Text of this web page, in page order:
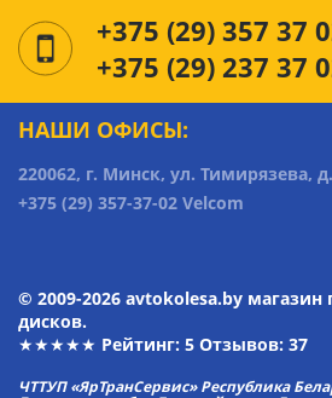
+375 (29) 357 37
+375 (29) 237 37
НАШИ ОФИСЫ:
220062, г. Минск, ул. Тимирязева,
+375 (29) 357-37-02 Velcom
© 2009-2026 avtokolesa.by
дисков.
★★★★★ Рейтинг: 5 Отзывов: 37
ЧТТУП «ЯрТранСервис» Республика